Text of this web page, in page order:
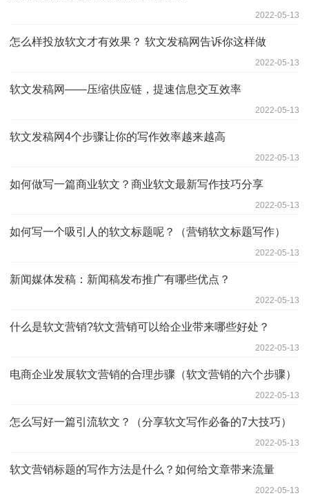
2022-05-13
怎么样投放软文才有效果？ 软文发稿网告诉你这样做
2022-05-13
软文发稿网——压缩供应链，提速信息交互效率
2022-05-13
软文发稿网4个步骤让你的写作效率越来越高
2022-05-13
如何做写一篇商业软文？商业软文最新写作技巧分享
2022-05-13
如何写一个吸引人的软文标题呢？（营销软文标题写作）
2022-05-13
新闻媒体发稿：新闻稿发布推广有哪些优点？
2022-05-13
什么是软文营销?软文营销可以给企业带来哪些好处？
2022-05-13
电商企业发展软文营销的合理步骤（软文营销的六个步骤）
2022-05-13
怎么写好一篇引流软文？（分享软文写作必备的7大技巧）
2022-05-13
软文营销标题的写作方法是什么？如何给文章带来流量
2022-05-13